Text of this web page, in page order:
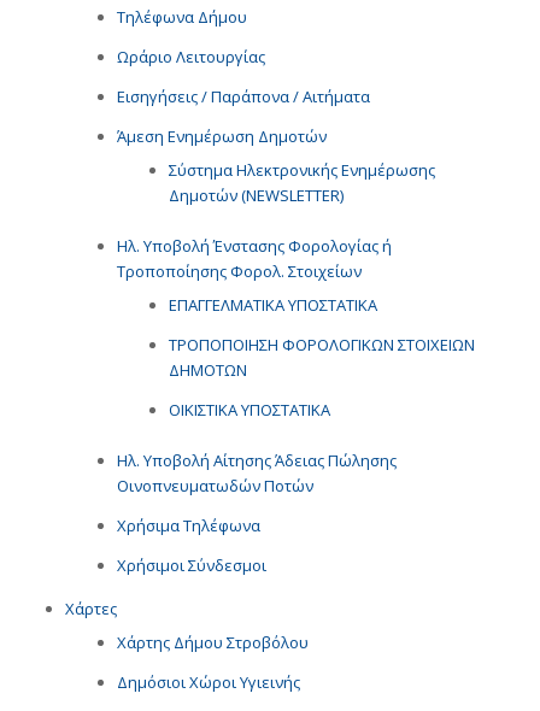
Τηλέφωνα Δήμου
Ωράριο Λειτουργίας
Εισηγήσεις / Παράπονα / Αιτήματα
Άμεση Ενημέρωση Δημοτών
Σύστημα Ηλεκτρονικής Ενημέρωσης
Δημοτών (NEWSLETTER)
Ηλ. Υποβολή Ένστασης Φορολογίας ή
Τροποποίησης Φορολ. Στοιχείων
ΕΠΑΓΓΕΛΜΑΤΙΚΑ ΥΠΟΣΤΑΤΙΚΑ
ΤΡΟΠΟΠΟΙΗΣΗ ΦΟΡΟΛΟΓΙΚΩΝ ΣΤΟΙΧΕΙΩΝ
ΔΗΜΟΤΩΝ
ΟΙΚΙΣΤΙΚΑ ΥΠΟΣΤΑΤΙΚΑ
Ηλ. Υποβολή Αίτησης Άδειας Πώλησης
Οινοπνευματωδών Ποτών
Χρήσιμα Τηλέφωνα
Χρήσιμοι Σύνδεσμοι
Χάρτες
Χάρτης Δήμου Στροβόλου
Δημόσιοι Χώροι Υγιεινής